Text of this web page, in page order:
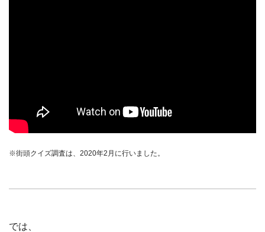
※街頭クイズ調査は、2020年2月に行いました。
では、